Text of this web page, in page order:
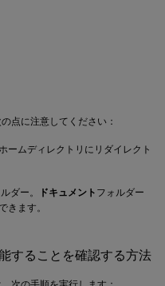
点に注意してください：
ームディレクトリにリダイレクト
ダー。 ドキュメント フォルダー
きます。
することを確認する方法